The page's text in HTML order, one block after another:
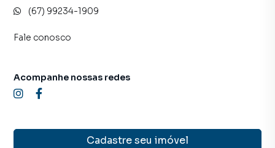
(67) 99234-1909
Fale conosco
Cadastre seu imóvel
Acompanhe nossas redes